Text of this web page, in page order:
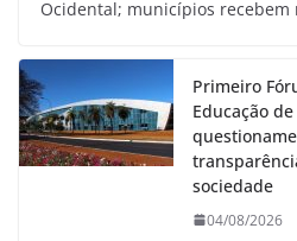
Ocidental; municípios recebem
Primeiro
Educação
sociedade
04/08/2026